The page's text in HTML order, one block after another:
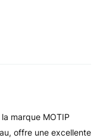
marque MOTIP
offre une excellente